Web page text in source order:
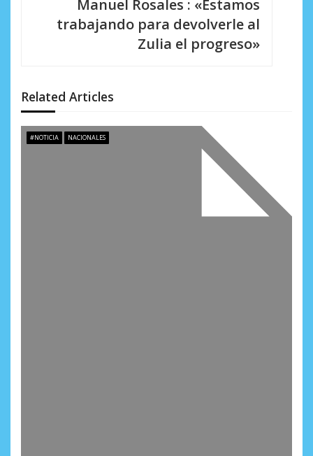
d
e
e
Manuel Rosales : «Estamos
trabajando para devolverle al
Zulia el progreso»
Related Articles
#NOTICIA NACIONALES